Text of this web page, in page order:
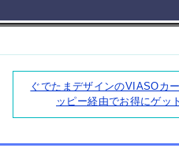
ぐでたまデザインのVIASOカ
ッピー経由でお得にゲッ